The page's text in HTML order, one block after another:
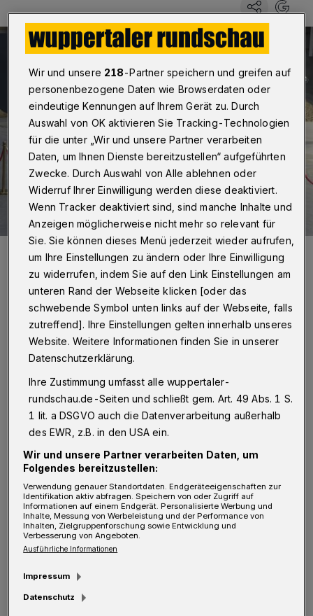
Von li.: AWG-Geschäftsführer Sascha Grabowski, AWG-
Aufsichtsratsvorsitzender Klaus Jürgen Reese, BRA-
Geschäftsführer und AWG-Prokurist Frank Schlenz, BRA-Prokuristin
Nicole Neukirchen, WSW-Aufsichtsratsvorsitzender Dietmar Bell
und WSW-Vorstandsvorsitzender Markus Hilkenbach. Im
Hintergrund das Herzstück der Bodenrecyclinganlage: die
Doppeldeck-Siebmaschine.
Foto: AWG
„Klimabelastende Entsorgungsfahrten zu
entfernt liegenden Deponien fallen zukünftig
weg, was eine jährliche Minderung der
Kohlendioxid-Emissionen von gut 75 Prozent
in diesem Bereich zur Folge hat. Durch die
Wiederverwendung des Bodenaushubs wird
außerdem weniger Primärmaterial aus
Umweltschutz- und Nachhaltigkeitsaspekten
schafft die AWG mit ihrer Tochterfirma BRA
Wir und unsere 218-Partner speichern und greifen auf
personenbezogene Daten wie Browserdaten oder
eindeutige Kennungen auf Ihrem Gerät zu. Durch
Auswahl von OK aktivieren Sie Tracking-Technologien
für die unter „Wir und unsere Partner verarbeiten
Daten, um Ihnen Dienste bereitzustellen“ aufgeführten
Zwecke. Durch Auswahl von Alle ablehnen oder
Widerruf Ihrer Einwilligung werden diese deaktiviert.
Wenn Tracker deaktiviert sind, sind manche Inhalte und
Anzeigen möglicherweise nicht mehr so relevant für
Sie. Sie können dieses Menü jederzeit wieder aufrufen,
um Ihre Einstellungen zu ändern oder Ihre Einwilligung
zu widerrufen, indem Sie auf den Link Einstellungen am
unteren Rand der Webseite klicken [oder das
schwebende Symbol unten links auf der Webseite, falls
zutreffend]. Ihre Einstellungen gelten innerhalb unseres
Website. Weitere Informationen finden Sie in unserer
Datenschutzerklärung.
Ihre Zustimmung umfasst alle wuppertaler-
rundschau.de-Seiten und schließt gem. Art. 49 Abs. 1 S.
1 lit. a DSGVO auch die Datenverarbeitung außerhalb
des EWR, z.B. in den USA ein.
Wir und unsere Partner verarbeiten Daten, um
Folgendes bereitzustellen:
Verwendung genauer Standortdaten. Endgeräteeigenschaften zur
Identifikation aktiv abfragen. Speichern von oder Zugriff auf
Informationen auf einem Endgerät. Personalisierte Werbung und
Inhalte, Messung von Werbeleistung und der Performance von
Inhalten, Zielgruppenforschung sowie Entwicklung und
Verbesserung von Angeboten.
Ausführliche Informationen
Impressum
Datenschutz